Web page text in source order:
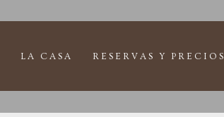
LA CASA RESERVAS Y PRECIOS